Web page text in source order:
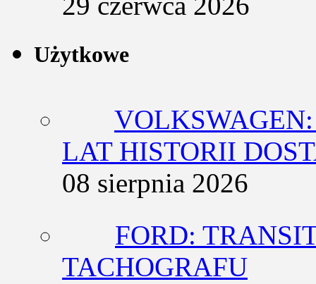
Użytkowe
LAT HISTORII
08 sierpnia 2026
FORD:
TACHOGRAFU